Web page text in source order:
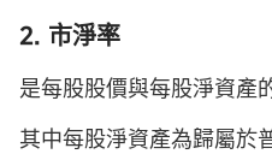
2. 市淨率
是每股股價與每股淨資產
其中每股淨資產為歸屬於